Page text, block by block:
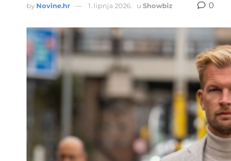
by Novine.hr 1. lipnja 2026. u Showbiz 0